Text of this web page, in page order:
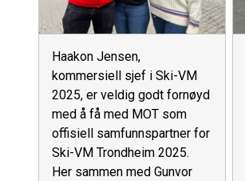
Haakon Jensen,
kommersiell sjef i Ski-VM
2025, er veldig godt fornøyd
med å få med MOT som
offisiell samfunnspartner for
Ski-VM Trondheim 2025.
Her sammen med Gunvor